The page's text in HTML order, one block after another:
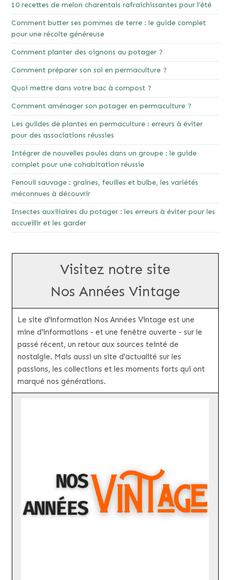
10 recettes de melon charentais rafraîchissantes pour l’été
Comment butter ses pommes de terre : le guide complet
pour une récolte généreuse
Comment planter des oignons au potager ?
Comment préparer son sol en permaculture ?
Quoi mettre dans votre bac à compost ?
Comment aménager son potager en permaculture ?
Les guildes de plantes en permaculture : erreurs à éviter
pour des associations réussies
Intégrer de nouvelles poules dans un groupe : le guide
complet pour une cohabitation réussie
Fenouil sauvage : graines, feuilles et bulbe, les variétés
méconnues à découvrir
Insectes auxiliaires du potager : les erreurs à éviter pour les
accueillir et les garder
Visitez notre site
Nos Années Vintage
Le site d'information Nos Années Vintage est une
mine d'informations - et une fenêtre ouverte - sur le
passé récent, un retour aux sources teinté de
nostalgie. Mais aussi un site d'actualité sur les
passions, les collections et les moments forts qui ont
marqué nos générations.